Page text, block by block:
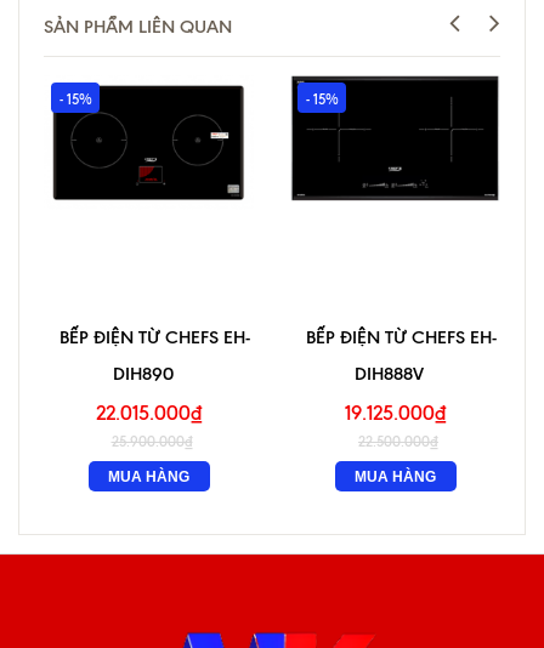
SẢN PHẨM LIÊN QUAN
- 15%
BẾP ĐIỆN TỪ CHEFS EH-
DIH890
22.015.000₫
25.900.000₫
MUA HÀNG
- 15%
BẾP ĐIỆN TỪ CHEFS EH-
DIH888V
19.125.000₫
22.500.000₫
MUA HÀNG